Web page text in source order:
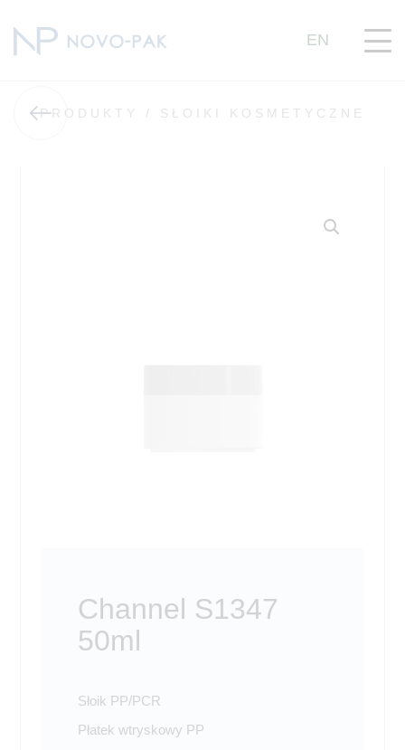
EN
PRODUKTY / SŁOIKI KOSMETYCZNE
Channel S1347
50ml
Słoik PP/PCR
Płatek wtryskowy PP